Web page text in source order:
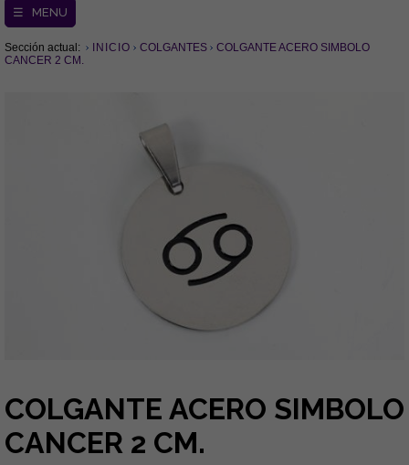
☰ MENU
Sección actual: INICIO COLGANTES
COLGANTE ACERO SIMBOLO
CANCER 2 CM.
COLGANTE ACERO SIMBOLO
CANCER 2 CM.